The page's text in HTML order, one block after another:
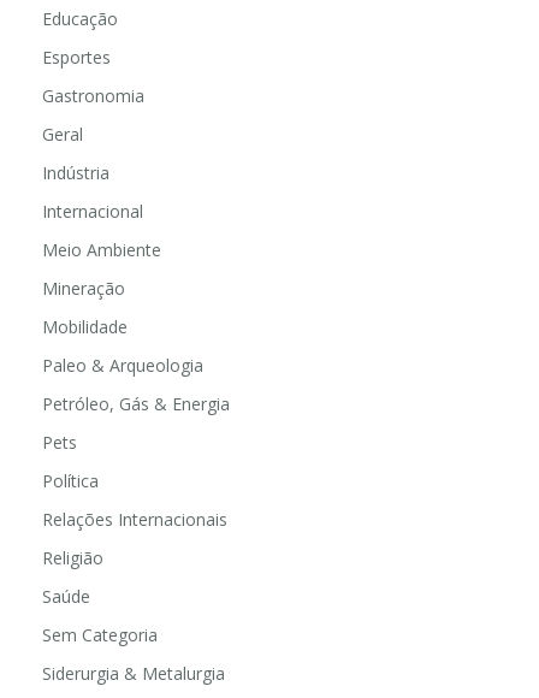
Educação
Esportes
Gastronomia
Geral
Indústria
Internacional
Meio Ambiente
Mineração
Mobilidade
Paleo & Arqueologia
Petróleo, Gás & Energia
Pets
Política
Relações Internacionais
Religião
Saúde
Sem Categoria
Siderurgia & Metalurgia